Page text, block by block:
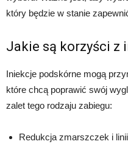
który będzie w stanie
Jakie są korzyści z
Iniekcje podskórne mogą
które chcą poprawić swój
zalet tego rodzaju zabiegu:
Redukcja zmarszczek i